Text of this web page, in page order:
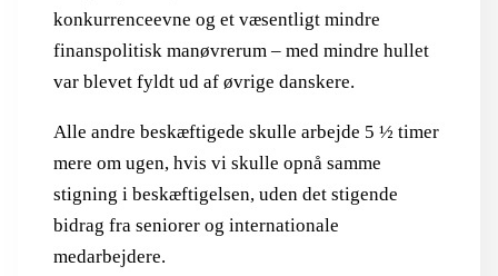
konkurrenceevne og et væsentligt mindre
finanspolitisk manøvrerum – med mindre hullet
var blevet fyldt ud af øvrige danskere.
Alle andre beskæftigede skulle arbejde 5 ½ timer
mere om ugen, hvis vi skulle opnå samme
stigning i beskæftigelsen, uden det stigende
bidrag fra seniorer og internationale
medarbejdere.